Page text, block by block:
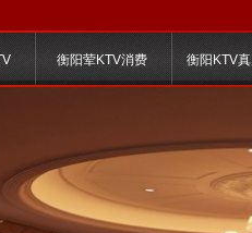
衡阳荤KTV消费 衡阳KTV